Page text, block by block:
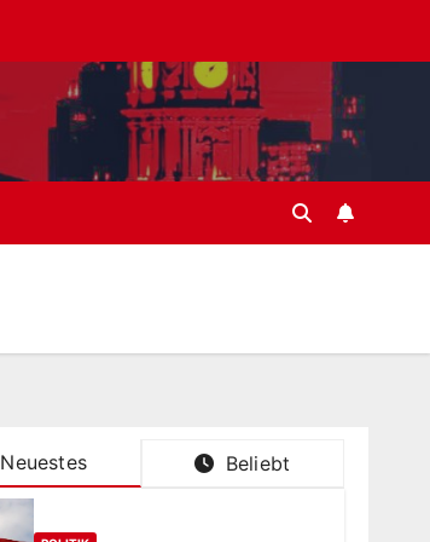
Neuestes Beliebt